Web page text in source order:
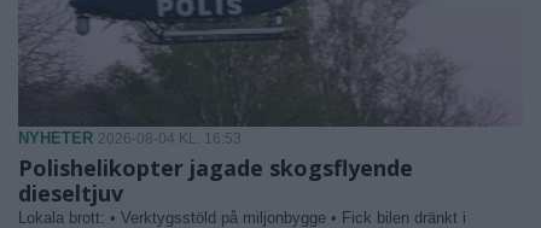
NYHETER 2026-08-04 KL. 16:53
Polishelikopter jagade skogsflyende
dieseltjuv
Lokala brott: • Verktygsstöld på miljonbygge • Fick bilen dränkt i